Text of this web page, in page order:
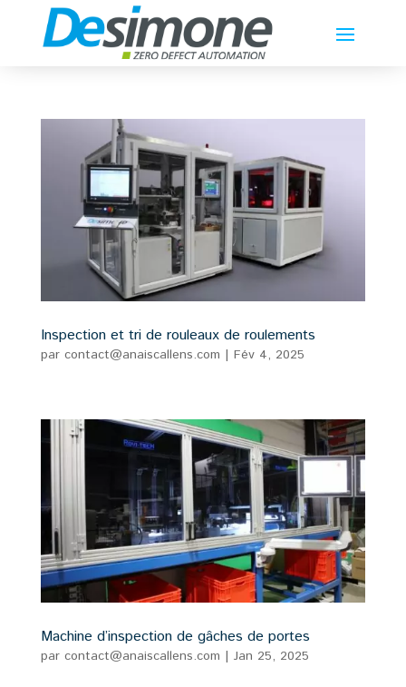
Inspection et tri de rouleaux de roulements
par contact@anaiscallens.com | Fév 4, 2025
Machine d’inspection de gâches de portes
par contact@anaiscallens.com | Jan 25, 2025